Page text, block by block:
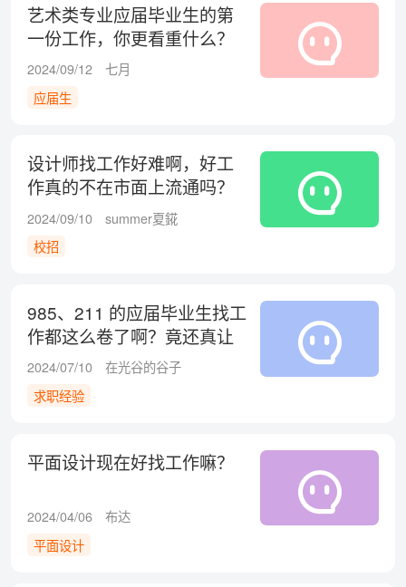
艺术类专业应届毕业生的第
一份工作，你更看重什么？
2024/09/12
七月
应届生
设计师找工作好难啊，好工
作真的不在市面上流通吗？
2024/09/10
summer夏錵
校招
985、211 的应届毕业生找工
作都这么卷了啊？竟还真让
他找到了！
2024/07/10
在光谷的谷子
求职经验
平面设计现在好找工作嘛？
2024/04/06
布达
平面设计